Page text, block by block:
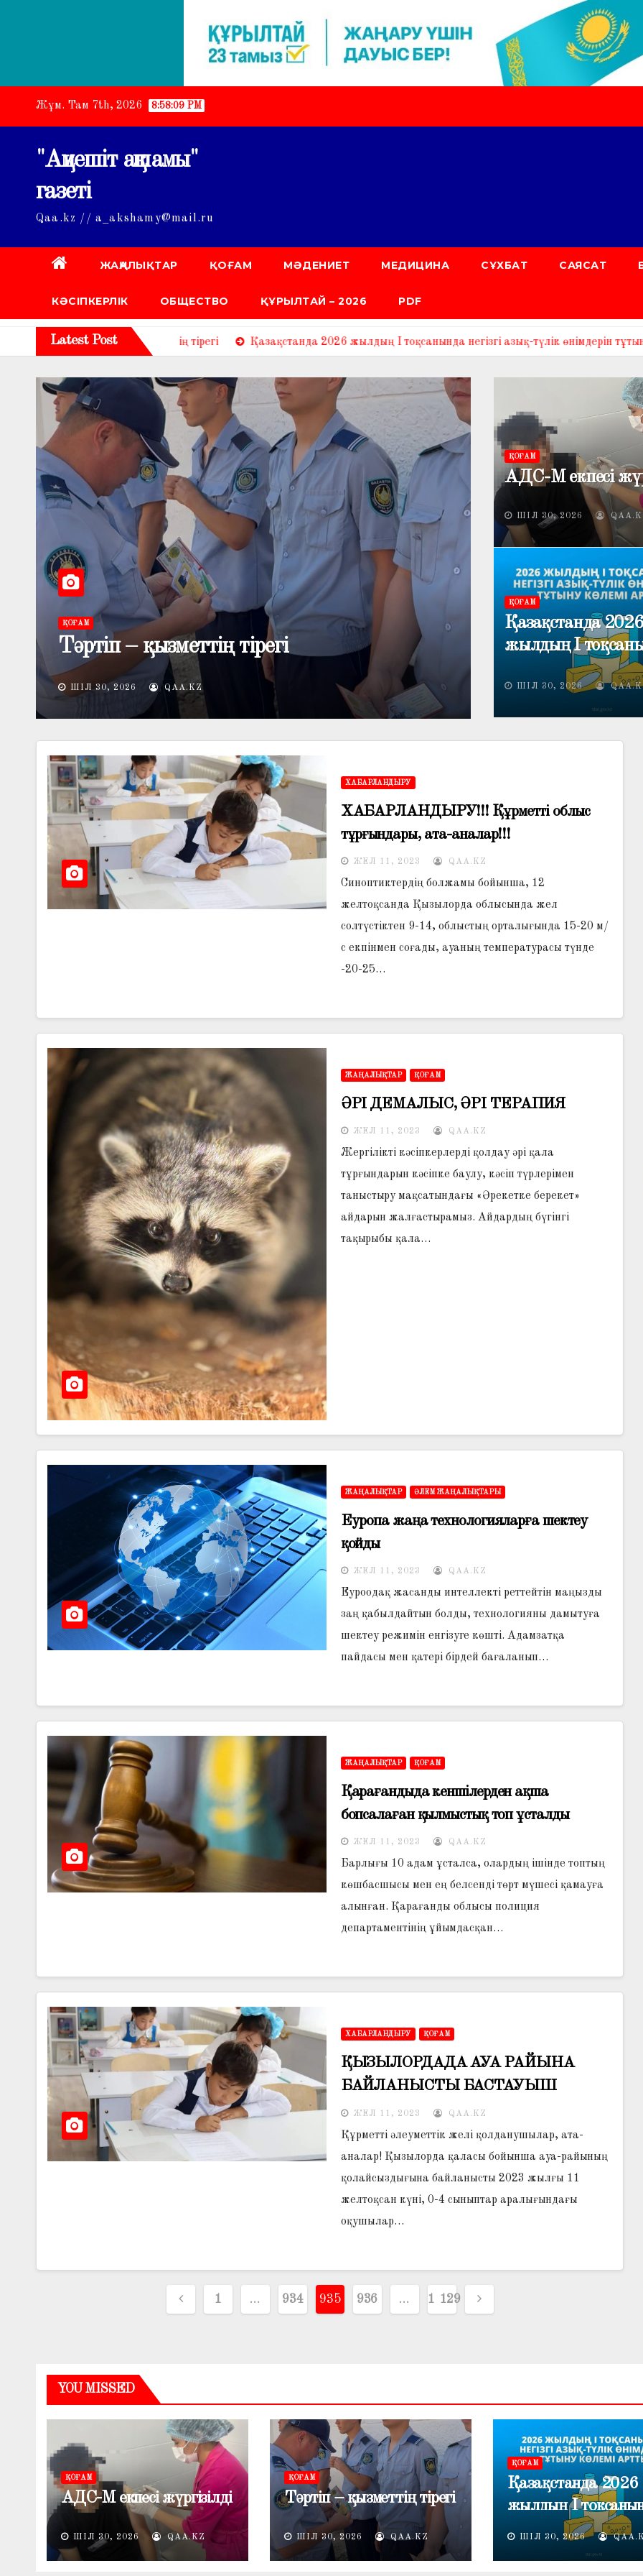
Жұм. Там 7th, 2026 8:58:10 PM
"Ақмешіт ақшамы"
газеті
Qaa.kz // a_akshamy@mail.ru
ЖАҢАЛЫҚТАР ҚОҒАМ МӘДЕНИЕТ МЕДИЦИНА СҰХБАТ САЯСАТ
КӘСІПКЕРЛІК ОБЩЕСТВО ҚҰРЫЛТАЙ – 2026 PDF
Latest Post
Тәртіп – қызметтің тірегі Қазақстанда 2026 жылдың I тоқсанында негізгі азық-түлік өнімдерін тұтыну көлемі артты
ҚОҒАМ
Қазақстанда 2026 жылдың I тоқсанында
негізгі азық-түлік өнімдерін тұтыну көлемі
артты
ШІЛ 30, 2026 QAA.KZ
ОБЩЕСТВО
Центр по
дипфейков в
ШІЛ 30, 2026 QAA.KZ
ҚОҒАМ
АДС-М екпесі
ШІЛ 30, 2026
ҚОҒАМ
Қазақстанда 2026
жылдың I
негізгі азық-түлік
өнімдерін тұтыну
ШІЛ 30, 2026
ХАБАРЛАНДЫРУ
ХАБАРЛАНДЫРУ!!! Құрметті облыс
тұрғындары, ата-аналар!!!
ЖЕЛ 11, 2023 QAA.KZ
Синоптиктердің болжамы бойынша, 12
желтоқсанда Қызылорда облысында жел
солтүстіктен 9-14, облыстың орталығында 15-20 м/
с екпінмен соғады, ауаның температурасы түнде
-20-25…
ЖАҢАЛЫҚТАР ҚОҒАМ
ӘРІ ДЕМАЛЫС, ӘРІ ТЕРАПИЯ
ЖЕЛ 11, 2023 QAA.KZ
Жергілікті кәсіпкерлерді қолдау әрі қала
тұрғындарын кәсіпке баулу, кәсіп түрлерімен
таныстыру мақсатындағы «Әрекетке берекет»
айдарын жалғастырамыз. Айдардың бүгінгі
тақырыбы қала…
ЖАҢАЛЫҚТАР ӘЛЕМ ЖАҢАЛЫҚТАРЫ
Еуропа жаңа технологияларға шектеу
қойды
ЖЕЛ 11, 2023 QAA.KZ
Еуроодақ жасанды интеллекті реттейтін маңызды
заң қабылдайтын болды, технологияны дамытуға
шектеу режимін енгізуге көшті. Адамзатқа
пайдасы мен қатері бірдей бағаланып…
ЖАҢАЛЫҚТАР ҚОҒАМ
Қарағандыда кеншілерден ақша
бопсалаған қылмыстық топ ұсталды
ЖЕЛ 11, 2023 QAA.KZ
Барлығы 10 адам ұсталса, олардың ішінде топтың
көшбасшысы мен ең белсенді төрт мүшесі қамауға
алынған. Қарағанды облысы полиция
департаментінің ұйымдасқан…
ХАБАРЛАНДЫРУ ҚОҒАМ
ҚЫЗЫЛОРДАДА АУА РАЙЫНА
БАЙЛАНЫСТЫ БАСТАУЫШ
СЫНЫП ОҚУШЫЛАРЫ
ҚАШЫҚТАН ОҚИДЫ
ЖЕЛ 11, 2023 QAA.KZ
Құрметті әлеуметтік желі қолданушылар, ата-
аналар! Қызылорда қаласы бойынша ауа-райының
қолайсыздығына байланысты 2023 жылғы 11
желтоқсан күні, 0-4 сыныптар аралығындағы
оқушылар…
Жазбалар
1 … 934 935 936 … 1 129
YOU MISSED
ҚОҒАМ
АДС-М екпесі жүргізілді
ШІЛ 30, 2026 QAA.KZ
ҚОҒАМ
Тәртіп – қызметтің тірегі
ШІЛ 30, 2026 QAA.KZ
ҚОҒАМ
Қазақстанда 2026
жылдың I
негізгі азық-түлік
өнімдерін тұтыну
ШІЛ 30, 2026